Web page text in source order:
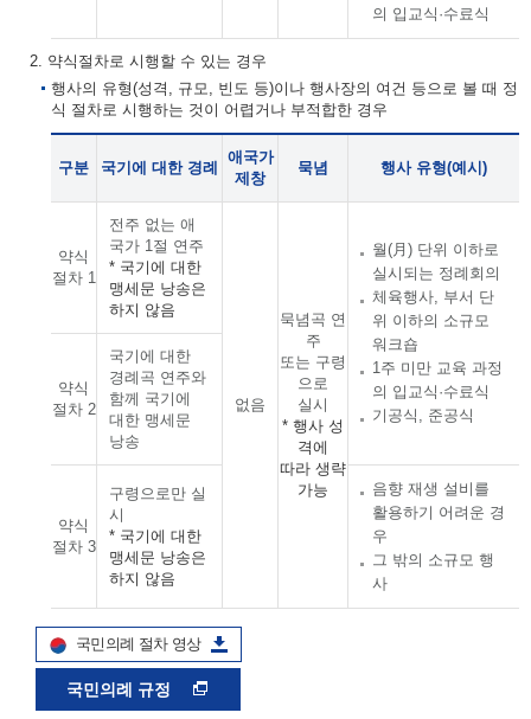
의 입교식·수료식
2. 약식절차로 시행할 수 있는 경우
행사의 유형(성격, 규모, 빈도 등)이나 행사장의 여건 등으로 볼 때 정
식 절차로 시행하는 것이 어렵거나 부적합한 경우
구분 국기에 대한 경례
애국가
제창
묵념 행사 유형(예시)
약식
절차 1
전주 없는 애
국가 1절 연주
* 국기에 대한
맹세문 낭송은
하지 않음
없음
묵념곡 연
주
또는 구령
으로
실시
* 행사 성
격에
따라 생략
가능
월(月) 단위 이하로
실시되는 정례회의
체육행사, 부서 단
위 이하의 소규모
워크숍
1주 미만 교육 과정
의 입교식·수료식
기공식, 준공식
약식
절차 2
국기에 대한
경례곡 연주와
함께 국기에
대한 맹세문
낭송
약식
절차 3
구령으로만 실
시
* 국기에 대한
맹세문 낭송은
하지 않음
음향 재생 설비를
활용하기 어려운 경
우
그 밖의 소규모 행
사
국민의례 절차 영상
국민의례 규정